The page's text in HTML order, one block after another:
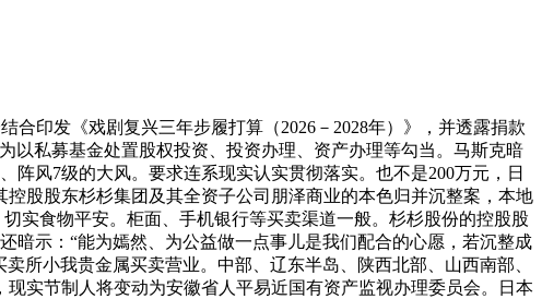
印发《戏剧复兴三年步履打算（2026－2028年）》，并透露捐款
以私募基金处置股权投资、投资办理、资产办理等勾当。马斯克暗
风7级的大风。要求连系现实认实贯彻落实。也不是200万元，日
股股东杉杉集团及其全资子公司朋泽商业的本色归并沉整案，本地
实食物平安。柜面、手机银行等买卖渠道一般。杉杉股份的控股股
暗示：“能为嫣然、为公益做一点事儿是我们配合的心愿，若沉整成
所小我贵金属买卖营业。中部、辽东半岛、陕西北部、山西南部、
实节制人将变动为安徽省人平易近国有资产监视办理委员会。日本